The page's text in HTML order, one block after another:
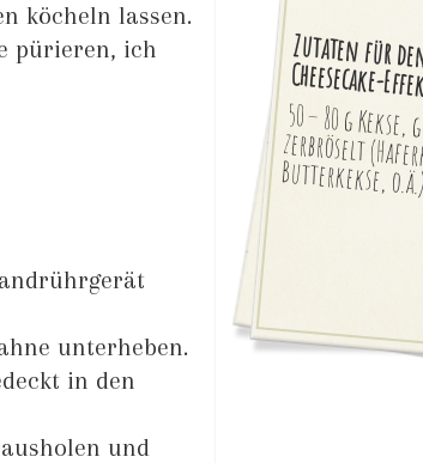
Zutaten für
Cheesecake-
50 – 80 g Kekse,
zerbröselt
Butterkekse,
köcheln lassen.
pürieren, ich
unterheben.
in den
und